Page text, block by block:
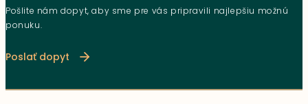
Pošlite nám dopyt, aby sme pre vás pripravili najlepšiu možnú
ponuku.
Poslať dopyt